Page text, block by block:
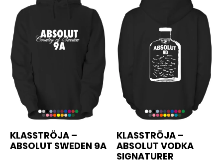
KLASSTRÖJA –
ABSOLUT SWEDEN 9A
KLASSTRÖJA –
ABSOLUT VODKA
SIGNATURER